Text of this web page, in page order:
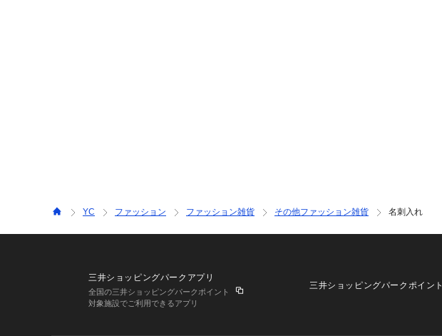
YC ファッション ファッション雑貨 その他ファッション雑貨 名刺入れ
三井ショッピングパークアプリ
全国の三井ショッピングパークポイント
対象施設でご利用できるアプリ
三井ショッピングパークポイント